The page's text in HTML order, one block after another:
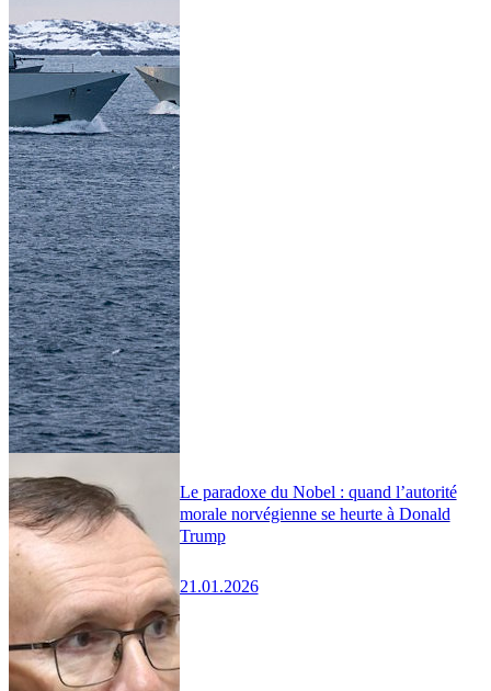
Le paradoxe du Nobel : quand l’autorité
morale norvégienne se heurte à Donald
Trump
21.01.2026